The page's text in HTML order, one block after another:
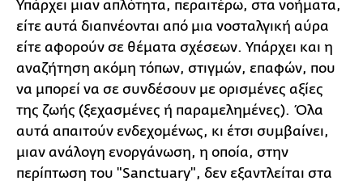
Υπάρχει μιαν απλότητα, περαιτέρω, στα νοήματα,
είτε αυτά διαπνέονται από μια νοσταλγική αύρα
είτε αφορούν σε θέματα σχέσεων. Υπάρχει και η
αναζήτηση ακόμη τόπων, στιγμών, επαφών, που
να μπορεί να σε συνδέσουν με ορισμένες αξίες
της ζωής (ξεχασμένες ή παραμελημένες). Όλα
αυτά απαιτούν ενδεχομένως, κι έτσι συμβαίνει,
μιαν ανάλογη ενοργάνωση, η οποία, στην
περίπτωση του "Sanctuary", δεν εξαντλείται στα